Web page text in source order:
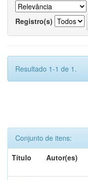
Registro(s)
Resultado 1-1 de 1.
Conjunto de itens:
Título
Autor(es)